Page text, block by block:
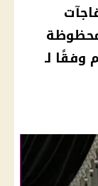
3 أبراج محظوظة
وفقًا لـ